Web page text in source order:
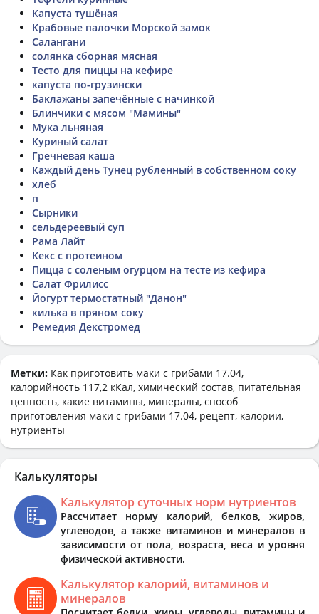
Капуста тушёная
Крабовые палочки Морской замок
Cалангани
солянка сборная мясная
Тесто для пиццы на кефире
капуста по-грузински
Баклажаны запечённые с начинкой
Блинчики с мясом "Мамины"
Мука льняная
Куриный салат
Гречневая каша
Каждый день Тунец рубленный в собственном соку
хлеб
п
Сырники
сельдереевый суп
Рама Лайт
Кекс с протеином
Пицца с соленым огурцом на тесте из кефира
Салат Фрилисс
Йогурт термостатный "Данон"
килька в пряном соку
Ремедия Декстромед
Метки: Как приготовить маки с грибами 17.04,
калорийность 117,2 кКал, химический состав, питательная
ценность, какие витамины, минералы, способ
приготовления маки с грибами 17.04, рецепт, калории,
нутриенты
Калькуляторы
Калькулятор суточных норм нутриентов
Рассчитает норму калорий, белков, жиров,
углеводов, а также витаминов и минералов в
зависимости от пола, возраста, веса и уровня
физической активности.
Калькулятор калорий, витаминов и
минералов